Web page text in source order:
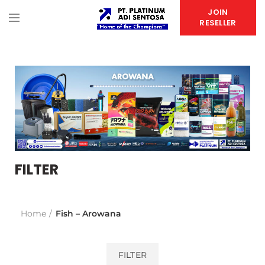
JOIN
RESELLER
FILTER
Home Fish – Arowana
FILTER